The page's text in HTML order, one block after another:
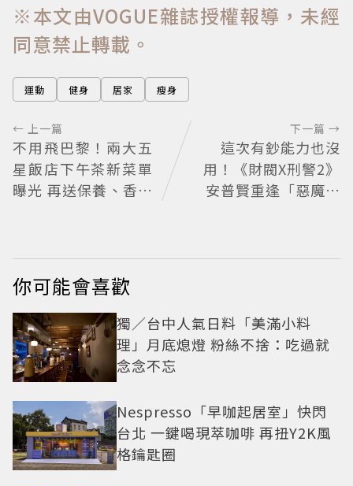
※本文由VOGUE雜誌授權報導，未經
同意禁止轉載。
運動 健身 居家 瘦身
← 上一篇
不用飛巴黎！兩大五
星飯店下午茶新菜單
曝光 再送保養、香氛
下一篇 →
這次有鈔能力也沒
用！《財閥X刑警2》
安普賢重逢「惡魔教
你可能會喜歡
獨／台中人氣日料「美滿小料
理」月底熄燈 粉絲不捨：吃過就
念念不忘
Nespresso「早咖起居室」快閃
台北 一鍵喝現萃咖啡 再扭Y2K風
格鑰匙圈